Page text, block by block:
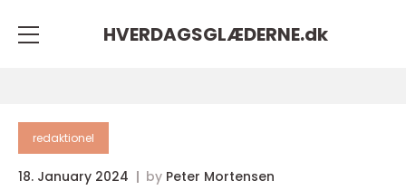
HVERDAGSGLÆDERNE.dk
redaktionel
18. January 2024 by Peter Mortensen